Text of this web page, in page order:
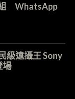
組 WhatsApp
級遠攝王 Sony
場